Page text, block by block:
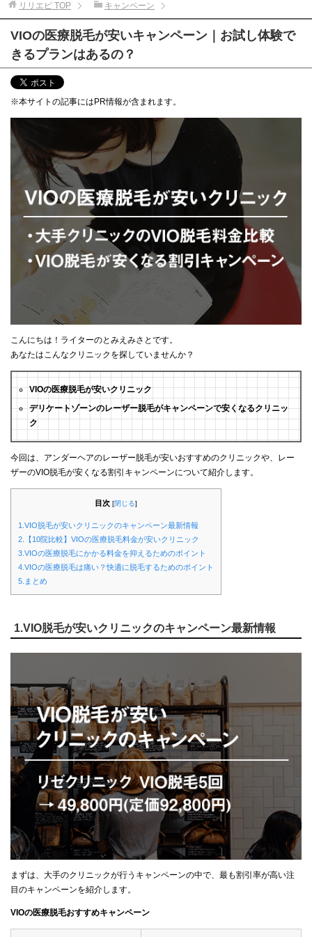
リリエピ TOP キャンペーン
VIOの医療脱毛が安いキャンペーン｜お試し体験で
きるプランはあるの？
※本サイトの記事にはPR情報が含まれます。
こんにちは！ライターのとみえみさとです。
あなたはこんなクリニックを探していませんか？
VIOの医療脱毛が安いクリニック
デリケートゾーンのレーザー脱毛がキャンペーンで安くなるクリニッ
ク
今回は、アンダーヘアのレーザー脱毛が安いおすすめのクリニックや、レー
ザーのVIO脱毛が安くなる割引キャンペーンについて紹介します。
目次 [閉じる]
1.VIO脱毛が安いクリニックのキャンペーン最新情報
2.【10院比較】VIOの医療脱毛料金が安いクリニック
3.VIOの医療脱毛にかかる料金を抑えるためのポイント
4.VIOの医療脱毛は痛い？快適に脱毛するためのポイント
5.まとめ
1.VIO脱毛が安いクリニックのキャンペーン最新情報
まずは、大手のクリニックが行うキャンペーンの中で、最も割引率が高い注
目のキャンペーンを紹介します。
VIOの医療脱毛おすすめキャンペーン